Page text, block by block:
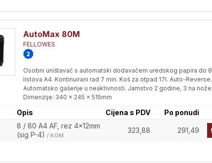
AutoMax 80M
FELLOWES
Osobni uništavač s automatski dodavačem uredskog papira do
listova A4. Kontinuirani rad 7 min. Koš za otpad 17l. Auto-Reverse.
Automatsko gašenje u neaktivnosti. Jamstvo 2 godine, 3 na
Dimenzije: 340 x 245 x 515mm
Opis Cijena s PDV Po ponudi
8 / 80 A4 AF, rez 4x12mm
(sig P-4) / KOM
323,88 291,49